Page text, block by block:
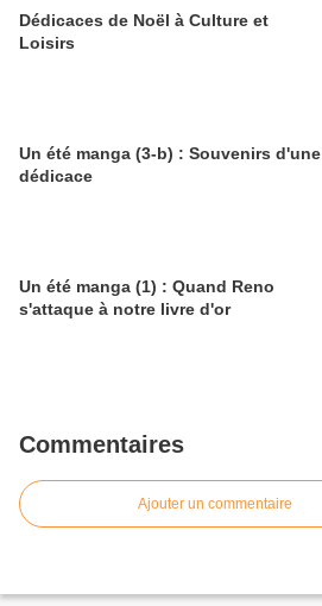
Dédicaces de Noël à Culture et
Loisirs
Un été manga (3-b) : Souvenirs d'une
dédicace
Un été manga (1) : Quand Reno
s'attaque à notre livre d'or
Commentaires
Ajouter un commentaire